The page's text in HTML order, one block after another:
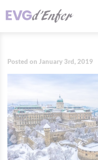
Posted on January 3rd, 2019